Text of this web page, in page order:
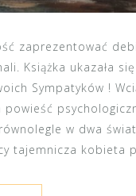
zaprezentować
Książka ukazała
Sympatyków !
powieść
w dwa
tajemnicza kobieta